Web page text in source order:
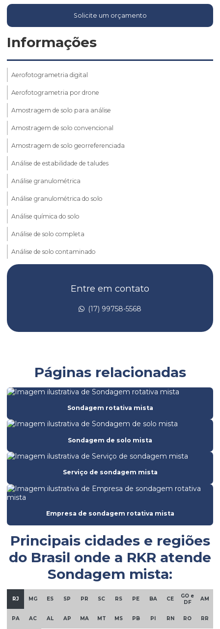
Solicite um orçamento
Informações
Aerofotogrametria digital
Aerofotogrametria por drone
Amostragem de solo para análise
Amostragem de solo convencional
Amostragem de solo georreferenciada
Análise de estabilidade de taludes
Análise granulométrica
Análise granulométrica do solo
Análise química do solo
Análise de solo completa
Análise de solo contaminado
Análise de solo laboratório
Avaliação de risco de toxicidade
Batimetria empresas
Batimetria de lagos
Empresa de análise de solo
Empresa de licenciamento ambiental
Empresa de obra civil
Empresa de sondagem
Empresa de sondagem rotativa mista
Empresa sondagem solo
Empresas de fundações e geotecnia
Entre em contato
(17) 99758-5568
Páginas relacionadas
Sondagem rotativa mista
Sondagem de solo mista
Serviço de sondagem mista
Empresa de sondagem rotativa mista
Principais cidades e regiões
do Brasil onde a RKR atende
Sondagem mista:
RJ MG ES SP PR SC RS PE BA CE
GO e
DF
AM
PA AC AL AP MA MT MS PB PI RN RO RR